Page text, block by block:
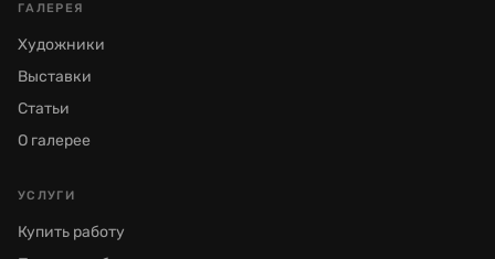
ГАЛЕРЕЯ
Художники
Выставки
Статьи
О галерее
УСЛУГИ
Купить работу